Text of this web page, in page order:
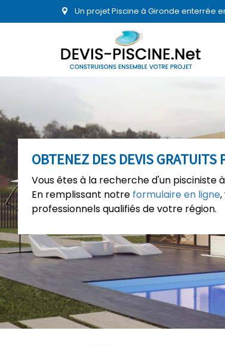
Un projet Piscine à Gironde enterrée
OBTENEZ DES DEVIS GRATUITS
Vous êtes à la recherche d'un pisciniste
En remplissant notre formulaire en ligne
professionnels qualifiés de votre région.